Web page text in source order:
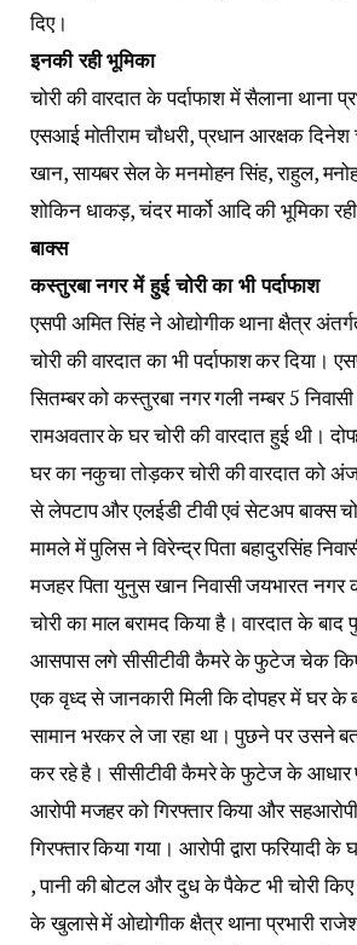
दिए।
इनकी रही भूमिका
चोरी की वारदात के पर्दाफाश में सैलाना थाना
एसआई मोतीराम चौधरी, प्रधान आरक्षक दिनेश
खान, सायबर सेल के मनमोहन सिंह, राहुल,
शोकिन धाकड़, चंदर मार्को आदि की भूमिका
बाक्स
कस्तुरबा नगर में हुई चोरी का भी पर्दाफाश
एसपी अमित सिंह ने ओद्योगीक थाना क्षैत्र
चोरी की वारदात का भी पर्दाफाश कर दिया।
सितम्बर को कस्तुरबा नगर गली नम्बर 5
रामअवतार के घर चोरी की वारदात हुई थी।
घर का नकुचा तोड़कर चोरी की वारदात को
से लेपटाप और एलईडी टीवी एवं सेटअप बाक्स
मामले में पुलिस ने विरेन्द्र पिता बहादुरसिंह
मजहर पिता युनुस खान निवासी जयभारत नगर
चोरी का माल बरामद किया है। वारदात के
आसपास लगे सीसीटीवी कैमरे के फुटेज चेक
एक वृध्द से जानकारी मिली कि दोपहर में घर के
सामान भरकर ले जा रहा था। पुछने पर उसने
कर रहे है। सीसीटीवी कैमरे के फुटेज के आधार
आरोपी मजहर को गिरफ्तार किया और सहआरोपी
गिरफ्तार किया गया। आरोपी द्वारा
, पानी की बोटल और दुध के पैकेट भी चोरी किए
के खुलासे में ओद्योगीक क्षैत्र थाना प्रभारी